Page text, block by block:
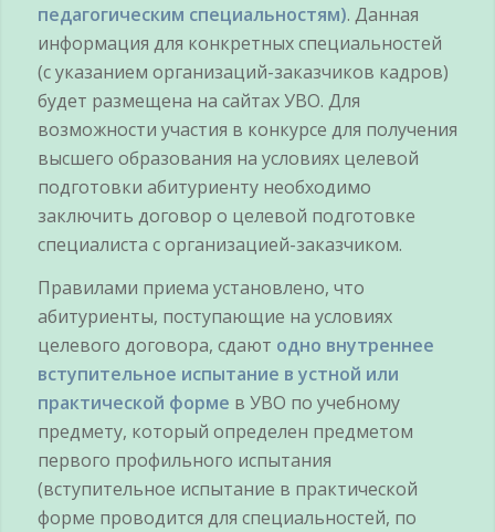
педагогическим специальностям). Данная
информация для конкретных специальностей
(с указанием организаций-заказчиков кадров)
будет размещена на сайтах УВО. Для
возможности участия в конкурсе для получения
высшего образования на условиях целевой
подготовки абитуриенту необходимо
заключить договор о целевой подготовке
специалиста с организацией-заказчиком.
Правилами приема установлено, что
абитуриенты, поступающие на условиях
целевого договора, сдают одно внутреннее
вступительное испытание в устной или
практической форме в УВО по учебному
предмету, который определен предметом
первого профильного испытания
(вступительное испытание в практической
форме проводится для специальностей, по